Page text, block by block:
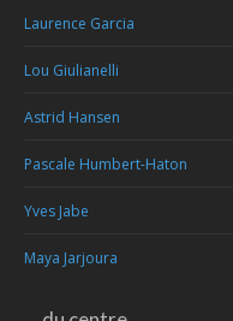
Laurence Garcia
Lou Giulianelli
Astrid Hansen
Pascale Humbert-Haton
Yves Jabe
Maya Jarjoura